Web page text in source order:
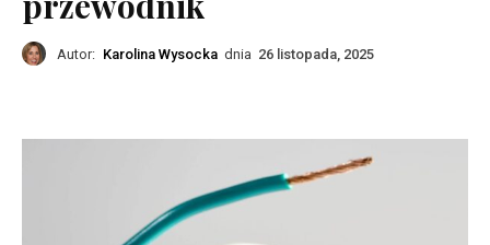
Autor: Karolina Wysocka dnia 26 listopada, 2025